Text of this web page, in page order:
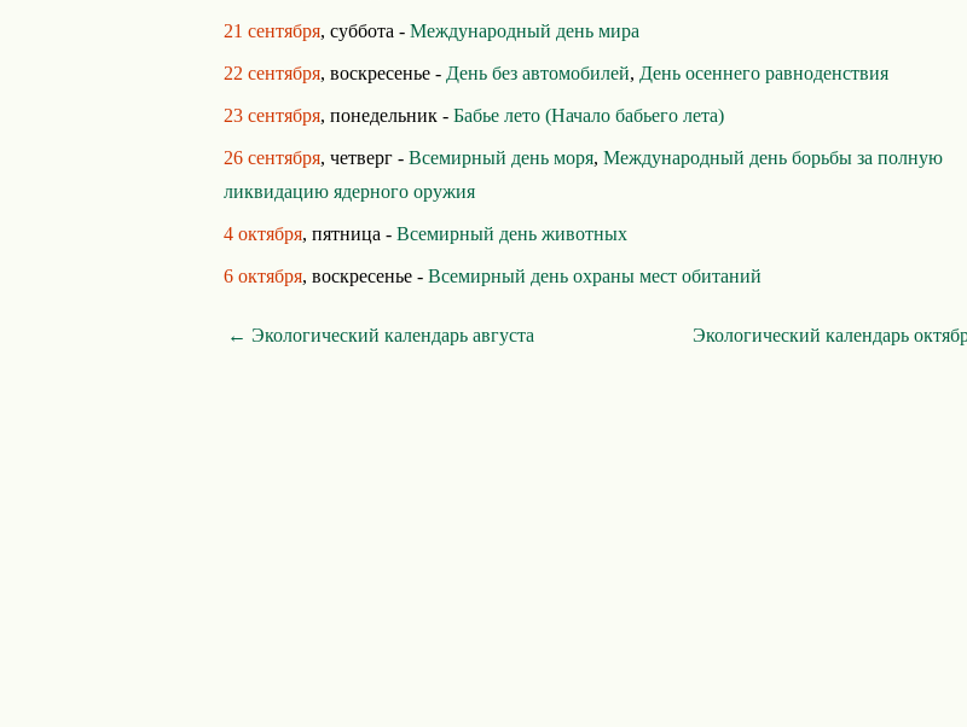
21 сентября, суббота - Международный день мира
22 сентября, воскресенье - День без автомобилей, День осеннего равноденствия
23 сентября, понедельник - Бабье лето (Начало бабьего лета)
26 сентября, четверг - Всемирный день моря, Международный день борьбы за полную
ликвидацию ядерного оружия
4 октября, пятница - Всемирный день животных
6 октября, воскресенье - Всемирный день охраны мест обитаний
← Экологический календарь августа Экологический календарь